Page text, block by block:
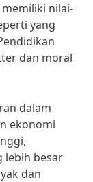
nilai-
yang
dan moral
dalam
ekonomi
lebih besar
dan